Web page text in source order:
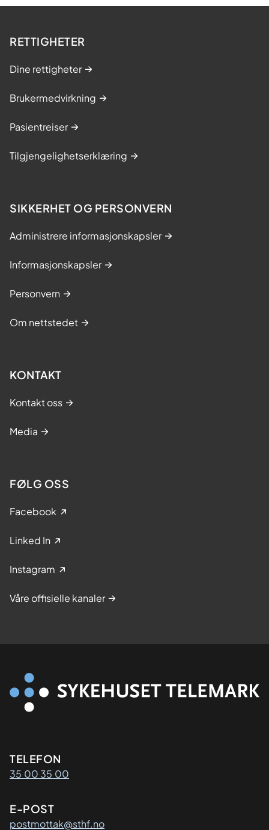
RETTIGHETER
Dine rettigheter
Brukermedvirkning
Pasientreiser
Tilgjengelighetserklæring
SIKKERHET OG PERSONVERN
Administrere informasjonskapsler
Informasjonskapsler
Personvern
Om nettstedet
KONTAKT
Kontakt oss
Media
FØLG OSS
Facebook
Linked In
Instagram
Våre offisielle kanaler
Kontaktinformasjon
TELEFON
35 00 35 00
E-POST
postmottak@sthf.no